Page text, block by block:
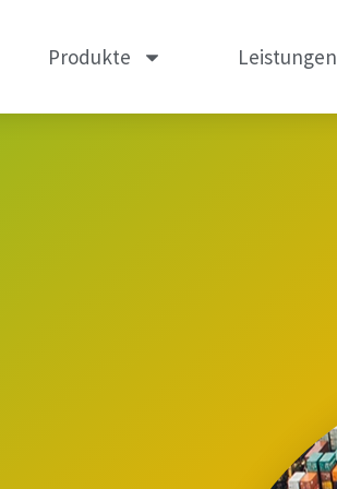
Produkte Leistungen